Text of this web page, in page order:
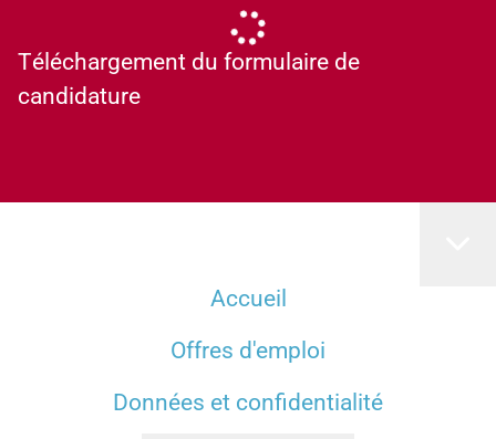
Téléchargement du formulaire de
candidature
Accueil
Offres d'emploi
Données et confidentialité